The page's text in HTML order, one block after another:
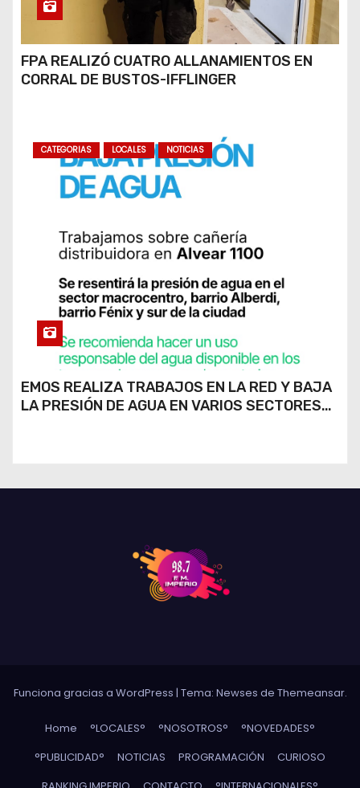
FPA REALIZÓ CUATRO ALLANAMIENTOS EN
CORRAL DE BUSTOS-IFFLINGER
CATEGORIAS LOCALES NOTICIAS
EMOS REALIZA TRABAJOS EN LA RED Y BAJA
LA PRESIÓN DE AGUA EN VARIOS SECTORES
Funciona gracias a WordPress | Tema: Newses de Themeansar.
Home °LOCALES° °NOSOTROS°
°NOVEDADES°
°PUBLICIDAD°
NOTICIAS PROGRAMACIÓN
CURIOSO